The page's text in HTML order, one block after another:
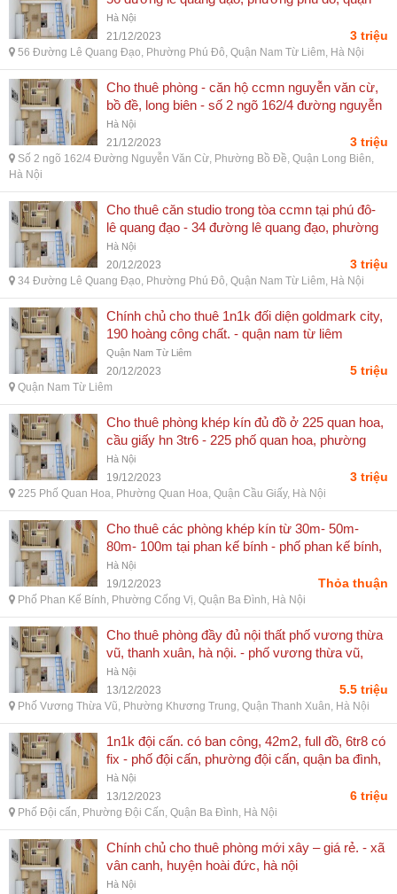
nam từ liêm, hà nội
Hà Nội
21/12/2023 3 triệu
56 Đường Lê Quang Đạo, Phường Phú Đô, Quận Nam Từ Liêm, Hà Nội
Cho thuê phòng - căn hộ ccmn nguyễn văn cừ,
bồ đề, long biên - số 2 ngõ 162/4 đường nguyễn
văn cừ, phường bồ đề, quận long biên, hà nội
Hà Nội
21/12/2023 3 triệu
Số 2 ngõ 162/4 Đường Nguyễn Văn Cừ, Phường Bồ Đề, Quận Long Biên,
Hà Nội
Cho thuê căn studio trong tòa ccmn tại phú đô-
lê quang đạo - 34 đường lê quang đạo, phường
phú đô, quận nam từ liêm, hà nội
Hà Nội
20/12/2023 3 triệu
34 Đường Lê Quang Đạo, Phường Phú Đô, Quận Nam Từ Liêm, Hà Nội
Chính chủ cho thuê 1n1k đối diện goldmark city,
190 hoàng công chất. - quận nam từ liêm
Quận Nam Từ Liêm
20/12/2023 5 triệu
Quận Nam Từ Liêm
Cho thuê phòng khép kín đủ đồ ở 225 quan hoa,
cầu giấy hn 3tr6 - 225 phố quan hoa, phường
quan hoa, quận cầu giấy, hà nội
Hà Nội
19/12/2023 3 triệu
225 Phố Quan Hoa, Phường Quan Hoa, Quận Cầu Giấy, Hà Nội
Cho thuê các phòng khép kín từ 30m- 50m-
80m- 100m tại phan kế bính - phố phan kế bính,
phường cống vị, quận ba đình, hà nội
Hà Nội
19/12/2023 Thỏa thuận
Phố Phan Kế Bính, Phường Cống Vị, Quận Ba Đình, Hà Nội
Cho thuê phòng đầy đủ nội thất phố vương thừa
vũ, thanh xuân, hà nội. - phố vương thừa vũ,
phường khương trung, quận thanh xuân, hà nội
Hà Nội
13/12/2023 5.5 triệu
Phố Vương Thừa Vũ, Phường Khương Trung, Quận Thanh Xuân, Hà Nội
1n1k đội cấn. có ban công, 42m2, full đồ, 6tr8 có
fix - phố đội cấn, phường đội cấn, quận ba đình,
hà nội
Hà Nội
13/12/2023 6 triệu
Phố Đội cấn, Phường Đội Cấn, Quận Ba Đình, Hà Nội
Chính chủ cho thuê phòng mới xây – giá rẻ. - xã
vân canh, huyện hoài đức, hà nội
Hà Nội